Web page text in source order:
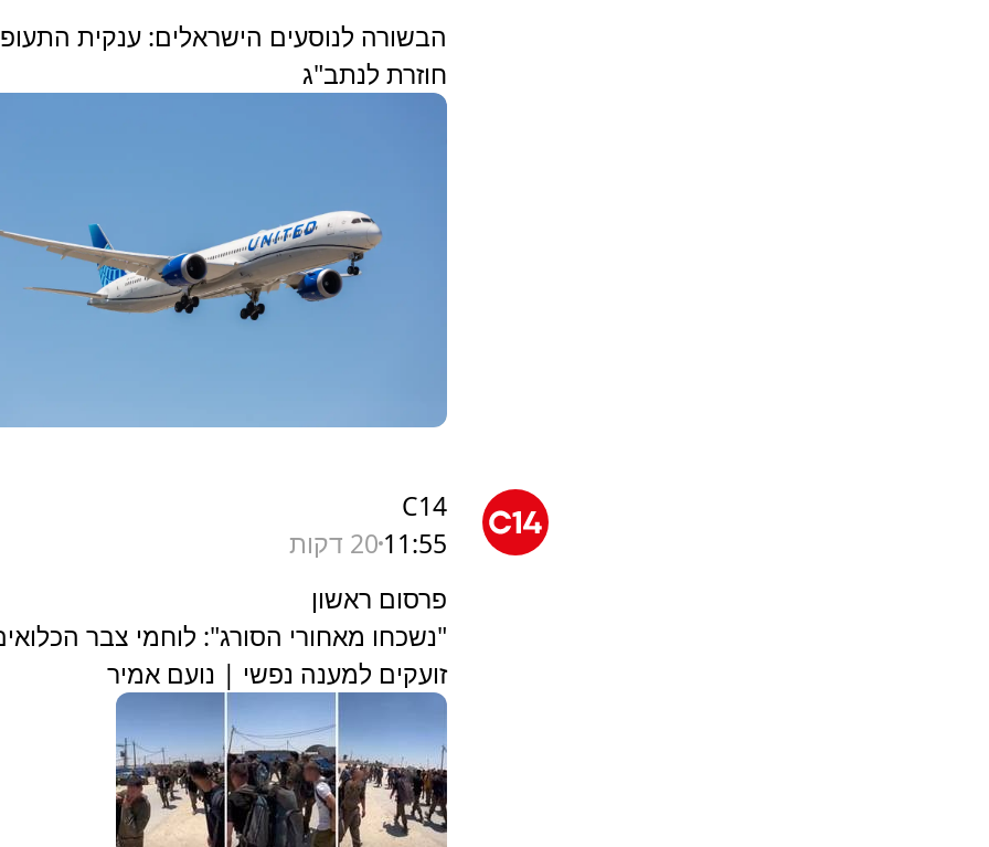
הבשורה לנוסעים הישראלים: ענקית
חוזרת לנתב"ג
C14
11:55 20 דקות
פרסום ראשון
"נשכחו מאחורי הסורג": לוחמי צבר
זועקים למענה נפשי | נועם אמיר